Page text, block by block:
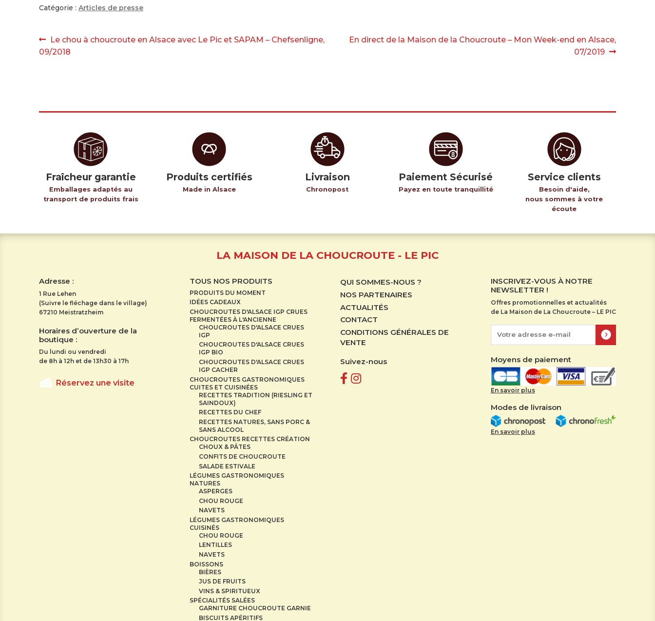
Catégorie : Articles de presse
Navigation
de
Article
précédent :
Le chou à choucroute en Alsace avec Le Pic et SAPAM – Chefsenligne,
09/2018
Article
En direct de la Maison de la Choucroute – Mon Week-end en Alsace,
07/2019
Fraîcheur garantie
Emballages adaptés au
transport de produits frais
Produits certifiés
Made in Alsace
Livraison
Chronopost
Paiement Sécurisé
Payez en toute tranquillité
Service clients
Besoin d'aide,
nous sommes à votre
écoute
LA MAISON DE LA CHOUCROUTE - LE PIC
Adresse :
1 Rue Lehen
(Suivre le fléchage dans le village)
67210 Meistratzheim
Horaires d’ouverture de la
boutique :
Du lundi ou vendredi
de 8h à 12h et de 13h30 à 17h
Réservez une visite
TOUS NOS PRODUITS
PRODUITS DU MOMENT
IDÉES CADEAUX
CHOUCROUTES D'ALSACE IGP CRUES
FERMENTÉES À L'ANCIENNE
CHOUCROUTES D'ALSACE CRUES
IGP
CHOUCROUTES D'ALSACE CRUES
IGP BIO
CHOUCROUTES D'ALSACE CRUES
IGP CACHER
CHOUCROUTES GASTRONOMIQUES
CUITES ET CUISINÉES
RECETTES TRADITION (RIESLING ET
SAINDOUX)
RECETTES DU CHEF
RECETTES NATURES, SANS PORC &
SANS ALCOOL
CHOUCROUTES RECETTES CRÉATION
CHOUX & PÂTES
CONFITS DE CHOUCROUTE
SALADE ESTIVALE
LÉGUMES GASTRONOMIQUES
NATURES
ASPERGES
CHOU ROUGE
NAVETS
LÉGUMES GASTRONOMIQUES
CUISINÉS
CHOU ROUGE
LENTILLES
NAVETS
BOISSONS
BIÈRES
JUS DE FRUITS
VINS & SPIRITUEUX
SPÉCIALITÉS SALÉES
GARNITURE CHOUCROUTE GARNIE
BISCUITS APÉRITIFS
QUI SOMMES-NOUS ?
NOS PARTENAIRES
ACTUALITÉS
CONTACT
CONDITIONS GÉNÉRALES DE
VENTE
Suivez-nous
INSCRIVEZ-VOUS À NOTRE
NEWSLETTER !
Offres promotionnelles et actualités
de La Maison de La Choucroute – LE PIC
Moyens de paiement
En savoir plus
Modes de livraison
En savoir plus